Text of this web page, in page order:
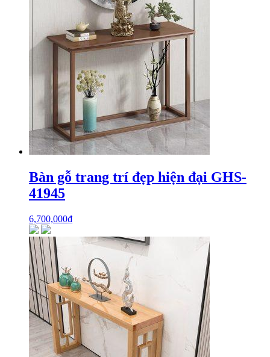
Bàn gỗ trang trí đẹp hiện đại GHS-
41945
6,700,000₫